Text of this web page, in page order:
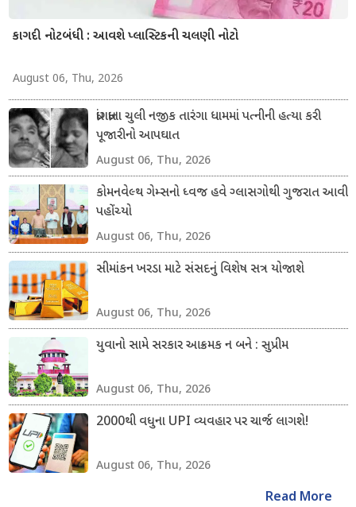
કાગદી નોટબંધી : આવશે પ્લાસ્ટિકની ચલણી નોટો
August 06, Thu, 2026
ધ્રાંગધ્રાના ચુલી નજીક તારંગા ધામમાં પત્નીની હત્યા કરી
પૂજારીનો આપઘાત
August 06, Thu, 2026
કોમનવેલ્થ ગેમ્સનો ધ્વજ હવે ગ્લાસગોથી ગુજરાત આવી
પહોંચ્યો
August 06, Thu, 2026
સીમાંકન ખરડા માટે સંસદનું વિશેષ સત્ર યોજાશે
August 06, Thu, 2026
યુવાનો સામે સરકાર આક્રમક ન બને : સુપ્રીમ
August 06, Thu, 2026
2000થી વધુના UPI વ્યવહાર પર ચાર્જ લાગશે!
August 06, Thu, 2026
Read More